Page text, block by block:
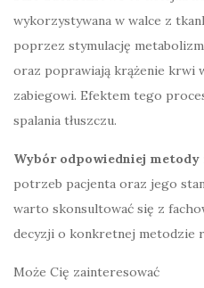
wykorzystywana w walce z
poprzez stymulację
oraz poprawiają krążenie krwi
zabiegowi. Efektem tego
spalania tłuszczu.
Wybór odpowiedniej metody
potrzeb pacjenta oraz jego
warto skonsultować się z
decyzji o konkretnej metodzie
Może Cię zainteresować